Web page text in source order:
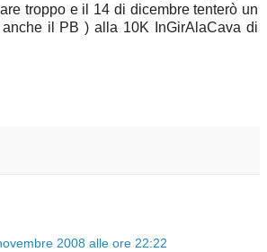
troppo e il 14 di dicembre tenterò un
il PB ) alla 10K InGirAlaCava di
2008 alle ore 22:22